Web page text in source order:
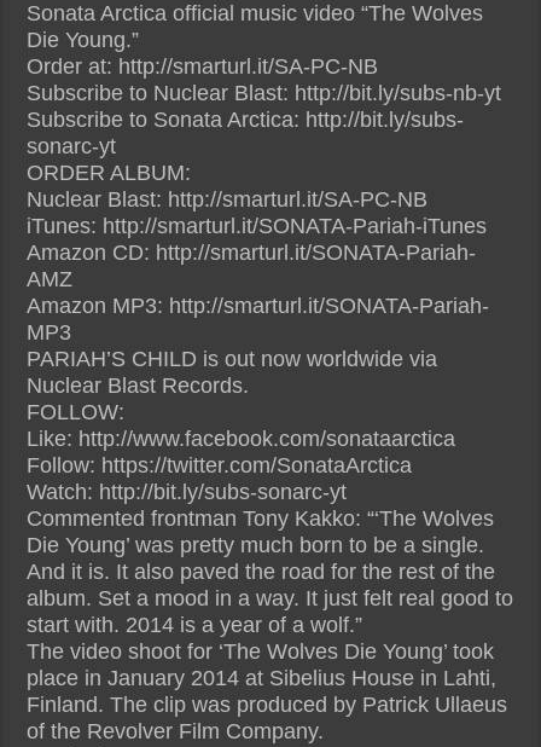
Sonata Arctica official music video “The Wolves
Die Young.”
Order at: http://smarturl.it/SA-PC-NB
Subscribe to Nuclear Blast: http://bit.ly/subs-nb-yt
Subscribe to Sonata Arctica: http://bit.ly/subs-
sonarc-yt
ORDER ALBUM:
Nuclear Blast: http://smarturl.it/SA-PC-NB
iTunes: http://smarturl.it/SONATA-Pariah-iTunes
Amazon CD: http://smarturl.it/SONATA-Pariah-
AMZ
Amazon MP3: http://smarturl.it/SONATA-Pariah-
MP3
PARIAH’S CHILD is out now worldwide via
Nuclear Blast Records.
FOLLOW:
Like: http://www.facebook.com/sonataarctica
Follow: https://twitter.com/SonataArctica
Watch: http://bit.ly/subs-sonarc-yt
Commented frontman Tony Kakko: “‘The Wolves
Die Young’ was pretty much born to be a single.
And it is. It also paved the road for the rest of the
album. Set a mood in a way. It just felt real good to
start with. 2014 is a year of a wolf.”
The video shoot for ‘The Wolves Die Young’ took
place in January 2014 at Sibelius House in Lahti,
Finland. The clip was produced by Patrick Ullaeus
of the Revolver Film Company.